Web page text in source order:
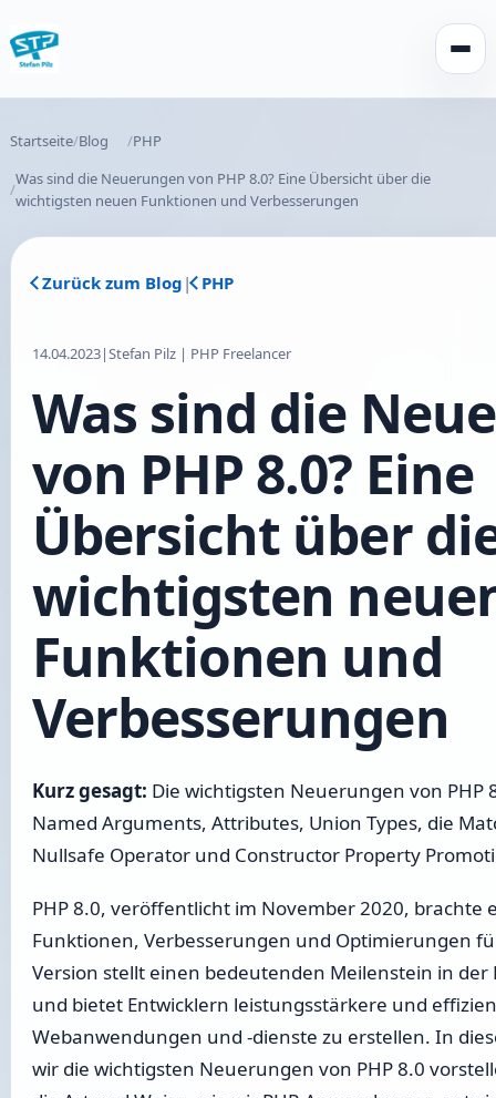
Startseite Blog
PHP
Was sind die Neuerungen von PHP 8.0? Eine Übersicht über die
wichtigsten neuen Funktionen und Verbesserungen
Zurück zum Blog | PHP
14.04.2023|Stefan Pilz | PHP Freelancer
Was sind die
von PHP 8.0? Eine
Übersicht über
wichtigsten
Funktionen und
Verbesserungen
Kurz gesagt: Die wichtigsten Neuerungen von PHP
Named Arguments, Attributes, Union Types, die
Nullsafe Operator und Constructor Property
PHP 8.0, veröffentlicht im November 2020, brachte
Funktionen, Verbesserungen und Optimierungen
Version stellt einen bedeutenden Meilenstein in der
und bietet Entwicklern leistungsstärkere und
Webanwendungen und -dienste zu erstellen. In
wir die wichtigsten Neuerungen von PHP 8.0